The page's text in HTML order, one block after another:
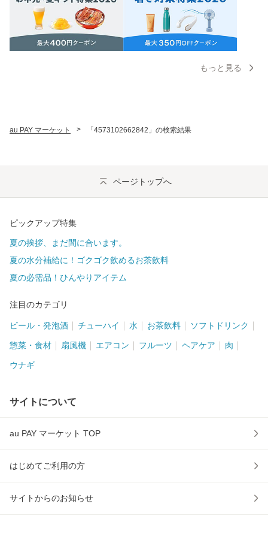
もっと見る
au PAY マーケット > 「4573102662842」の検索結果
ページトップへ
ピックアップ特集
夏の挨拶、まだ間に合います。
夏の水分補給に！ゴクゴク飲めるお茶飲料
夏の必需品！ひんやりアイテム
注目のカテゴリ
ビール・発泡酒 チューハイ 水 お茶飲料 ソフトドリンク
惣菜・食材 扇風機 エアコン フルーツ ヘアケア 肉
ウナギ
サイトについて
au PAY マーケット TOP
はじめてご利用の方
サイトからのお知らせ